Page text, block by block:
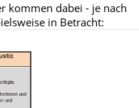
kommen dabei - je nach
in Betracht: